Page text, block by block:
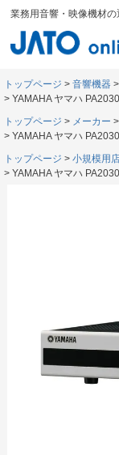
業務用音響・映像機材の
トップページ 音響機器
YAMAHA ヤマハ
トップページ
メーカー
YAMAHA ヤマハ
トップページ
小規模用
YAMAHA ヤマハ